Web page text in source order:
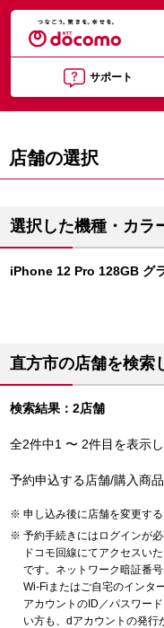
サポート
店舗の選択
選択した機種・カラ
iPhone 12 Pro 128GB グ
直方市の店舗を検索
検索結果：2店舗
全2件中1 〜 2件目を表示
予約申込する店舗/購入商
申し込み後に店舗を変更する
予約手続きにはログインが必
ドコモ回線にてアクセスい
です。ネットワーク暗証番
Wi-Fiまたはご自宅のインタ
アカウントのID／パスワー
い方も、dアカウントの発行